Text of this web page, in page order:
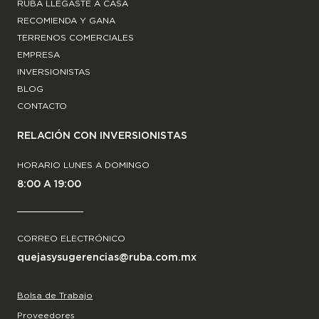
RUBA LLEGASTE A CASA
RECOMIENDA Y GANA
TERRENOS COMERCIALES
EMPRESA
INVERSIONISTAS
BLOG
CONTACTO
RELACIÓN CON INVERSIONISTAS
HORARIO LUNES A DOMINGO
8:00 A 19:00
CORREO ELECTRÓNICO
quejasysugerencias@ruba.com.mx
Bolsa de Trabajo
Proveedores